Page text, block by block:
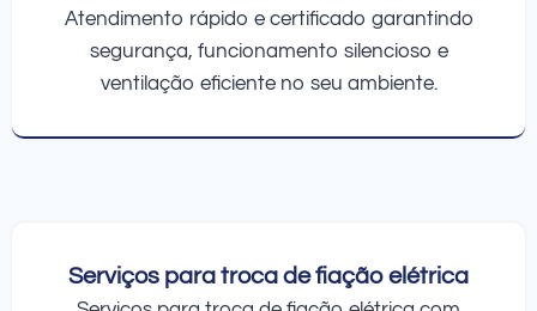
Atendimento rápido e certificado garantindo
segurança, funcionamento silencioso e
ventilação eficiente no seu ambiente.
Serviços para troca de fiação elétrica